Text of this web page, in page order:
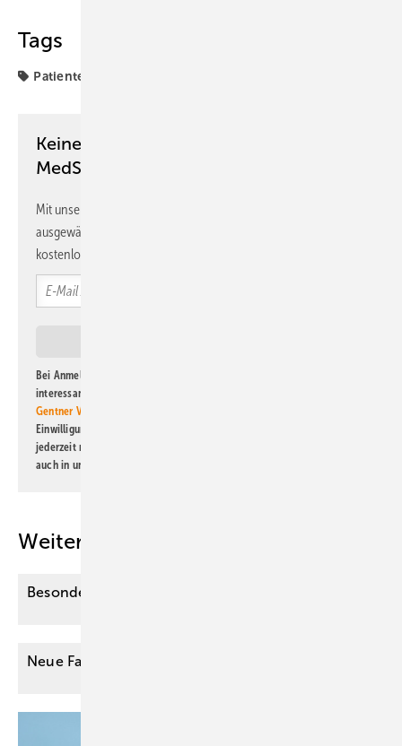
Tags
Patienten
Keine Zeit? Kein Problem mit dem
MedSach Newsletter!
Mit unserem Newsletter erhalten Sie regelmäßig von uns
ausgewählte Informationen und Neuigkeiten, gebündelt und
kostenlos direkt ins Postfach.
Bei Anmeldung zu diesem Newsletter bin ich damit einverstanden, über
interessante Verlags- und Online-Angebote
Gentner Verlag GmbH & Co. KG
Einwilligung kann ich jederzeit widerrufen und eine Abmeldung ist
jederzeit möglich. Informationen zum Umgang mit Daten finden Sie
auch in unserer
Weitere Inhalte
Besondere Anforderungen der Therapie im
Neue Fakten über Diabetes am